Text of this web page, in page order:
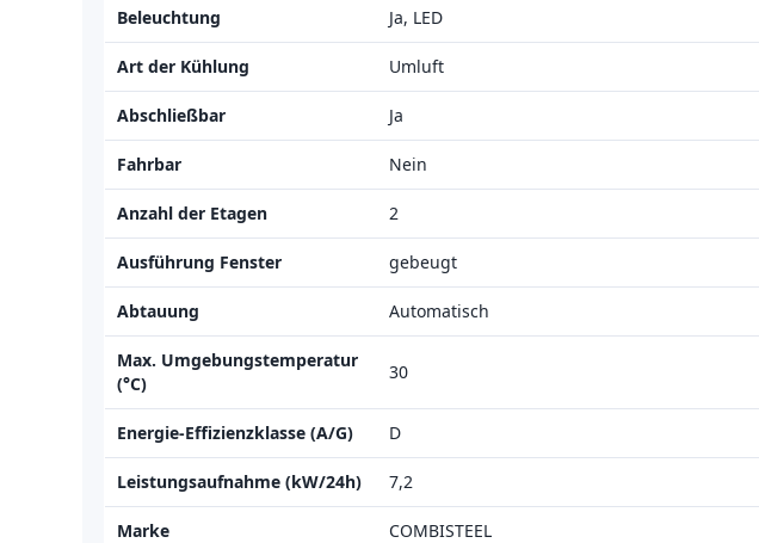
Beleuchtung Ja, LED
Art der Kühlung Umluft
Abschließbar Ja
Fahrbar Nein
Anzahl der Etagen 2
Ausführung Fenster gebeugt
Abtauung Automatisch
Max. Umgebungstemperatur
(°C)
30
Energie-Effizienzklasse (A/G) D
Leistungsaufnahme (kW/24h) 7,2
Marke COMBISTEEL